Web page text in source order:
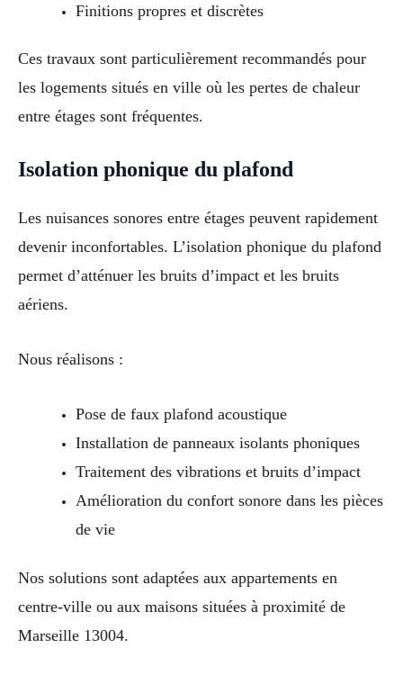
Finitions propres et discrètes
Ces travaux sont particulièrement recommandés pour
les logements situés en ville où les pertes de chaleur
entre étages sont fréquentes.
Isolation phonique du plafond
Les nuisances sonores entre étages peuvent rapidement
devenir inconfortables. L’isolation phonique du plafond
permet d’atténuer les bruits d’impact et les bruits
aériens.
Nous réalisons :
Pose de faux plafond acoustique
Installation de panneaux isolants phoniques
Traitement des vibrations et bruits d’impact
Amélioration du confort sonore dans les pièces
de vie
Nos solutions sont adaptées aux appartements en
centre-ville ou aux maisons situées à proximité de
Marseille 13004.